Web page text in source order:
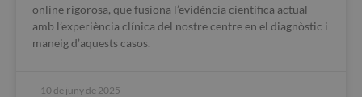
online rigorosa, que fusiona l’evidència científica actual
amb l’experiència clínica del nostre centre en el diagnòstic i
maneig d’aquests casos.
10 de juny de 2025